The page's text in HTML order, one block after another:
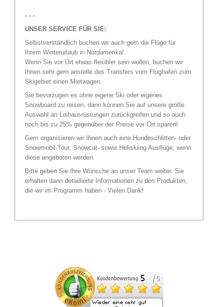
- - -
UNSER SERVICE FÜR SIE:
Selbstverständlich buchen wir auch gern die Flüge für
Ihrem Winterurlaub in Nordamerika!
Wenn Sie vor Ort etwas flexibler sein wollen, buchen wir
Ihnen sehr gern anstelle des Transfers vom Flughafen zum
Skigebiet einen Mietwagen.
Sie bevorzugen es ohne eigene Ski oder eigenes
Snowboard zu reisen, dann können Sie auf unsere große
Auswahl an Leihausrüstungen zurückgreifen und so auch
noch bis zu 25% gegenüber der Preise vor Ort sparen!
Gern organisieren wir Ihnen auch eine Hundeschlitten- oder
Snowmobil-Tour, Snowcat- sowie Heliskiing Ausflüge, wenn
diese angeboten werden.
Bitte geben Sie Ihre Wünsche an unser Team weiter. Sie
erhalten dann detaillierte Informationen zu den Produkten,
die wir im Programm haben - Vielen Dank!